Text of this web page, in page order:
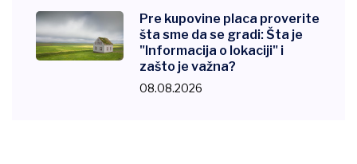
Pre kupovine placa proverite
šta sme da se gradi: Šta je
"Informacija o lokaciji" i
zašto je važna?
08.08.2026